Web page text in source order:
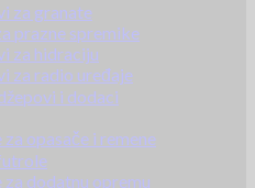
za granate
prazne spremike
za hidraciju
za radio uređaje
i dodaci
za opasače i remene
za dodatnu opremu